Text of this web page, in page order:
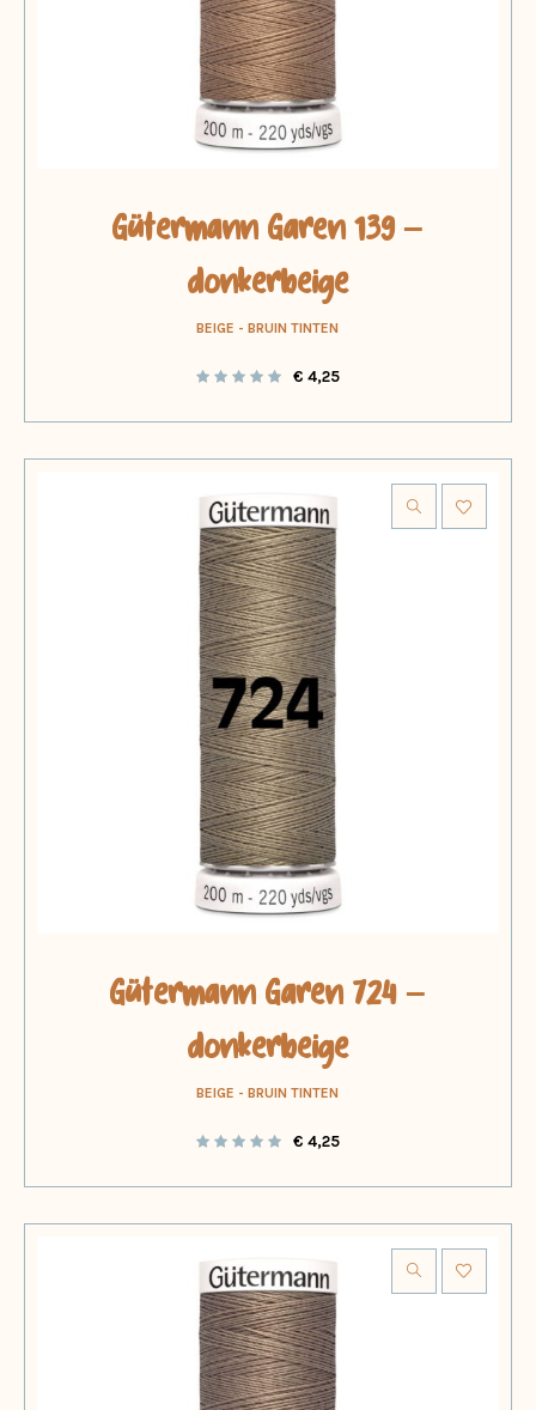
Gütermann Garen 139 –
donkerbeige
BEIGE - BRUIN TINTEN
€ 4,25
Gütermann Garen 724 –
donkerbeige
BEIGE - BRUIN TINTEN
€ 4,25